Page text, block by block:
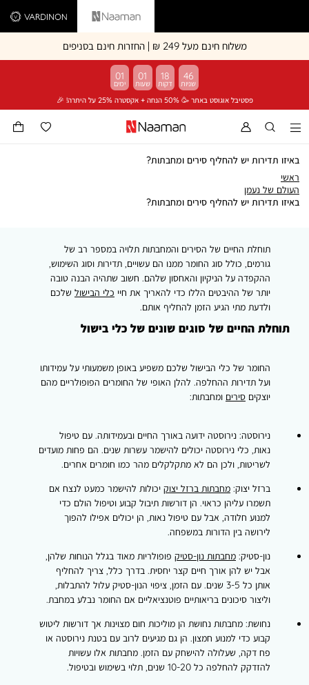
Vardinon Naaman
משלוח חינם מעל 249 ₪ | החזרות חינם בסניפים
פסטיבל אוגוסט באתר 🥳 50% הנחה + אקסטרה 25% על היתרה! 🎉
01 01 18 46
באיזו תדירות יש להחליף סירים ומחבתות?
ראשי
העולם של נעמן
של
באיזו תדירות יש להחליף סירים ומחבתות?באיזו
סירים
ומחבתות?
תוחלת החיים של הסירים והמחבתות תלויה במספר רב של
גורמים, כולל סוג החומר ממנו הם עשויים, תדירות וסוג השימוש,
ההקפדה על הניקיון והאחסון שלהם. חשוב שתהיה הבנה טובה
יותר של ההיבטים הללו כדי להאריך את חיי כלי הבישול שלכם
ולדעת מתי הגיע הזמן להחליף אותם.
תוחלת החיים של סוגים שונים של כלי בישול
החומר של כלי הבישול שלכם משפיע באופן משמעותי על עמידותו
ועל תדירות ההחלפה. להלן האופי של החומרים הפופולריים מהם
יוצקים סירים ומחבתות:
נירוסטה: נירוסטה ידועה באורך החיים ובעמידותה. עם טיפול
נאות, כלי נירוסטה יכולים להישמר עשרות שנים. הם פחות מועדים
לשריטות, ולכן הם לא מתקלקלים מהר כמו חומרים אחרים.
ברזל יצוק: מחבתות ברזל יצוק יכולות להישמר כמעט לנצח אם
תשמרו עליהן כראוי. הן דורשות תיבול קבוע וטיפול הולם כדי
למנוע חלודה, אבל עם טיפול נאות, הן יכולים אפילו להפוך
לירושה בין הדורות במשפחה.
נון-סטיק: מחבתות נון-סטיק פופולריות מאוד בגלל הנוחות שלהן,
אבל יש להן אורך חיים קצר יחסית. בדרך כלל, צריך להחליף
אותן כל 3-5 שנים. עם הזמן, ציפוי הנון-סטיק עלול להתבלות,
וליצור סיכונים בריאותיים פוטנציאליים אם החומר נבלע במחבת.
נחושת: מחבתות נחושת הן מוליכות חום מצוינות אך דורשות ליטוש
קבוע כדי למנוע חמצון. הן גם מגיעים לרוב עם בטנת נירוסטה או
פח דקה, שעלולה להישחק עם הזמן. מחבתות אלו עשויות
להזדקק להחלפה כל 10-20 שנים, תלוי בשימוש ובטיפול.